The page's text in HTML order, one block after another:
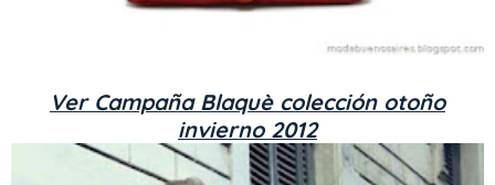
Ver Campaña Blaquè colección otoño
invierno 2012